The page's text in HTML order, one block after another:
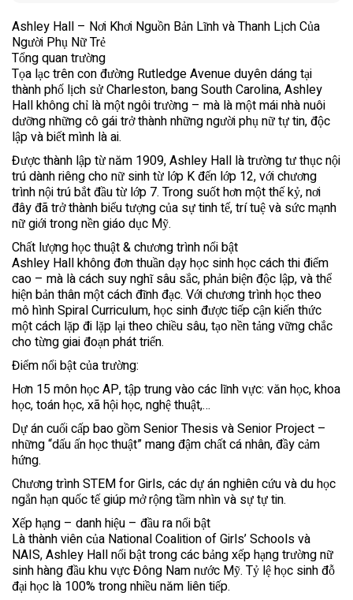
Ashley Hall – Nơi Khơi Nguồn Bản Lĩnh và Thanh Lịch Của
Người Phụ Nữ Trẻ
Tổng quan trường
Tọa lạc trên con đường Rutledge Avenue duyên dáng tại
thành phố lịch sử Charleston, bang South Carolina, Ashley
Hall không chỉ là một ngôi trường – mà là một mái nhà nuôi
dưỡng những cô gái trở thành những người phụ nữ tự tin, độc
lập và biết mình là ai.
Được thành lập từ năm 1909, Ashley Hall là trường tư thục nội
trú dành riêng cho nữ sinh từ lớp K đến lớp 12, với chương
trình nội trú bắt đầu từ lớp 7. Trong suốt hơn một thế kỷ, nơi
đây đã trở thành biểu tượng của sự tinh tế, trí tuệ và sức mạnh
nữ giới trong nền giáo dục Mỹ.
Chất lượng học thuật & chương trình nổi bật
Ashley Hall không đơn thuần dạy học sinh học cách thi điểm
cao – mà là cách suy nghĩ sâu sắc, phản biện độc lập, và thể
hiện bản thân một cách đĩnh đạc. Với chương trình học theo
mô hình Spiral Curriculum, học sinh được tiếp cận kiến thức
một cách lặp đi lặp lại theo chiều sâu, tạo nền tảng vững chắc
cho từng giai đoạn phát triển.
Điểm nổi bật của trường:
Hơn 15 môn học AP, tập trung vào các lĩnh vực: văn học, khoa
học, toán học, xã hội học, nghệ thuật,…
Dự án cuối cấp bao gồm Senior Thesis và Senior Project –
những “dấu ấn học thuật” mang đậm chất cá nhân, đầy cảm
hứng.
Chương trình STEM for Girls, các dự án nghiên cứu và du học
ngắn hạn quốc tế giúp mở rộng tầm nhìn và sự tự tin.
Xếp hạng – danh hiệu – đầu ra nổi bật
Là thành viên của National Coalition of Girls’ Schools và
NAIS, Ashley Hall nổi bật trong các bảng xếp hạng trường nữ
sinh hàng đầu khu vực Đông Nam nước Mỹ. Tỷ lệ học sinh đỗ
đại học là 100% trong nhiều năm liên tiếp.